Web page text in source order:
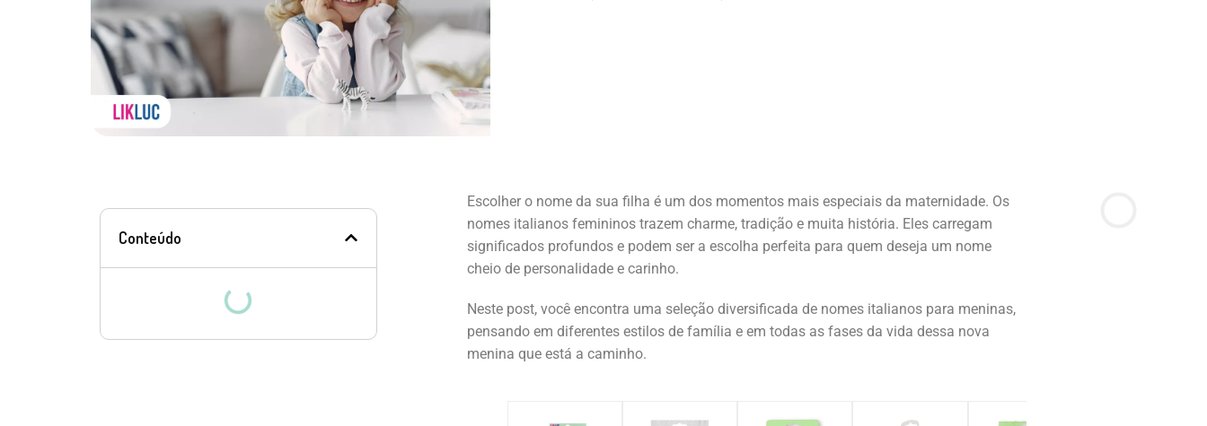
Conteúdo
Escolher o nome da sua filha é um dos momentos mais especiais da maternidade. Os
nomes italianos femininos trazem charme, tradição e muita história. Eles carregam
significados profundos e podem ser a escolha perfeita para quem deseja um nome
cheio de personalidade e carinho.
Neste post, você encontra uma seleção diversificada de nomes italianos para meninas,
pensando em diferentes estilos de família e em todas as fases da vida dessa nova
menina que está a caminho.